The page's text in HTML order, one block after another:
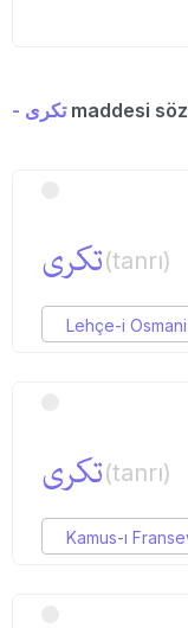
- تكریmaddesi
تكری(tanrı)
Lehçe-i Osmani
تكری(tanrı)
Kamus-ı